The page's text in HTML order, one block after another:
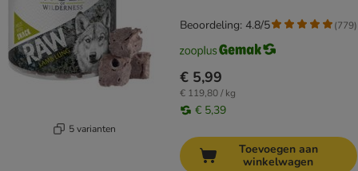
5 varianten
€ 5,99
€ 119,80 / kg
€ 5,39
Beoordeling: 4.8/5 (779)
Toevoegen aan
winkelwagen